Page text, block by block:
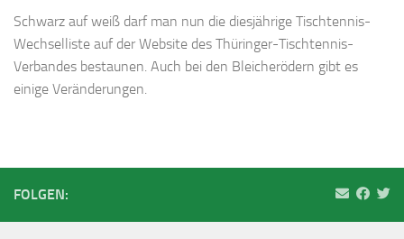
Schwarz auf weiß darf man nun die diesjährige Tischtennis-
Wechselliste auf der Website des Thüringer-Tischtennis-
Verbandes bestaunen. Auch bei den Bleicherödern gibt es
einige Veränderungen.
FOLGEN: